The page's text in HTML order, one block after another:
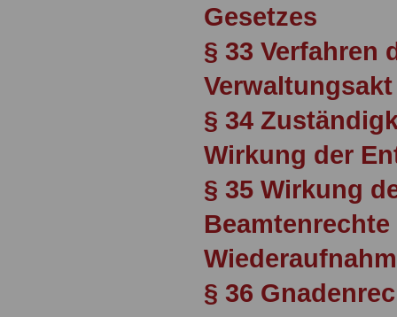
Gesetzes
§ 33 Verfahren
Verwaltungsakt
§ 34
Wirkung der
§ 35 Wirkung
§ 36